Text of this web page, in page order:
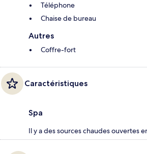
Téléphone
Chaise de bureau
Autres
Coffre-fort
Caractéristiques
Spa
Il y a des sources chaudes ouvertes